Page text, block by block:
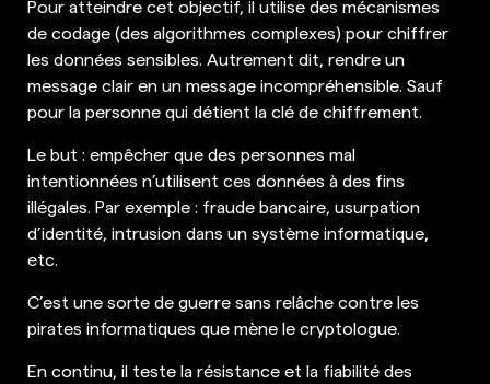
Pour atteindre cet objectif, il utilise des mécanismes
de codage (des algorithmes complexes) pour chiffrer
les données sensibles. Autrement dit, rendre un
message clair en un message incompréhensible. Sauf
pour la personne qui détient la clé de chiffrement.
Le but : empêcher que des personnes mal
intentionnées n’utilisent ces données à des fins
illégales. Par exemple : fraude bancaire, usurpation
d’identité, intrusion dans un système informatique,
etc.
C’est une sorte de guerre sans relâche contre les
pirates informatiques que mène le cryptologue.
En continu, il teste la résistance et la fiabilité des